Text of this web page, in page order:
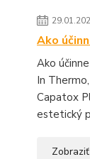
Ako
Ako
In
Capatox
estetický